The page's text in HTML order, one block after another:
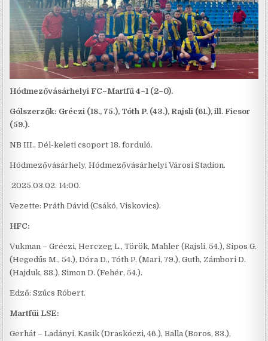
Hódmezővásárhelyi FC–Martfű 4–1 (2–0).
Gólszerzők: Gréczi (18., 75.), Tóth P. (43.), Rajsli (61.), ill. Ficsor
(59.).
NB III., Dél-keleti csoport 18. forduló.
Hódmezővásárhely, Hódmezővásárhelyi Városi Stadion.
2025.03.02. 14:00.
Vezette: Práth Dávid (Csákó, Viskovics).
HFC:
Vukman – Gréczi, Herczeg L., Török, Mahler (Rajsli, 54.), Sipos G.
(Hegedűs M., 54.), Dóra D., Tóth P. (Mari, 79.), Guth, Zámbori D.
(Hajduk, 88.), Simon D. (Fehér, 54.).
Edző: Szűcs Róbert.
Martfűi LSE:
Gerhát – Ladányi, Kasik (Draskóczi, 46.), Balla (Boros, 83.),